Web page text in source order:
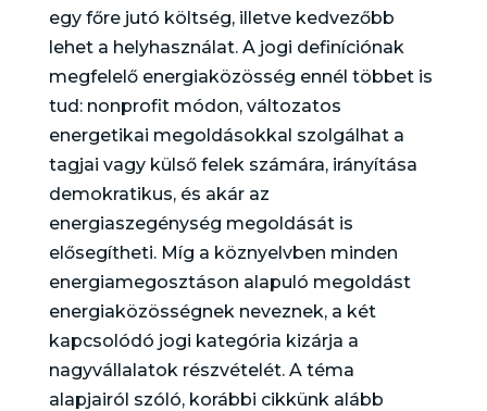
egy főre jutó költség, illetve kedvezőbb
lehet a helyhasználat. A jogi definíciónak
megfelelő energiaközösség ennél többet is
tud: nonprofit módon, változatos
energetikai megoldásokkal szolgálhat a
tagjai vagy külső felek számára, irányítása
demokratikus, és akár az
energiaszegénység megoldását is
elősegítheti. Míg a köznyelvben minden
energiamegosztáson alapuló megoldást
energiaközösségnek neveznek, a két
kapcsolódó jogi kategória kizárja a
nagyvállalatok részvételét. A téma
alapjairól szóló, korábbi cikkünk alább